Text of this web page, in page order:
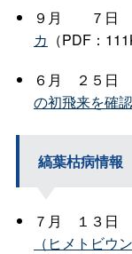
９ 月 ７
カ （PDF：
６ 月 ２５
の初飛来を確認
縞葉枯病情報
７ 月 １３
（ヒメトビウ